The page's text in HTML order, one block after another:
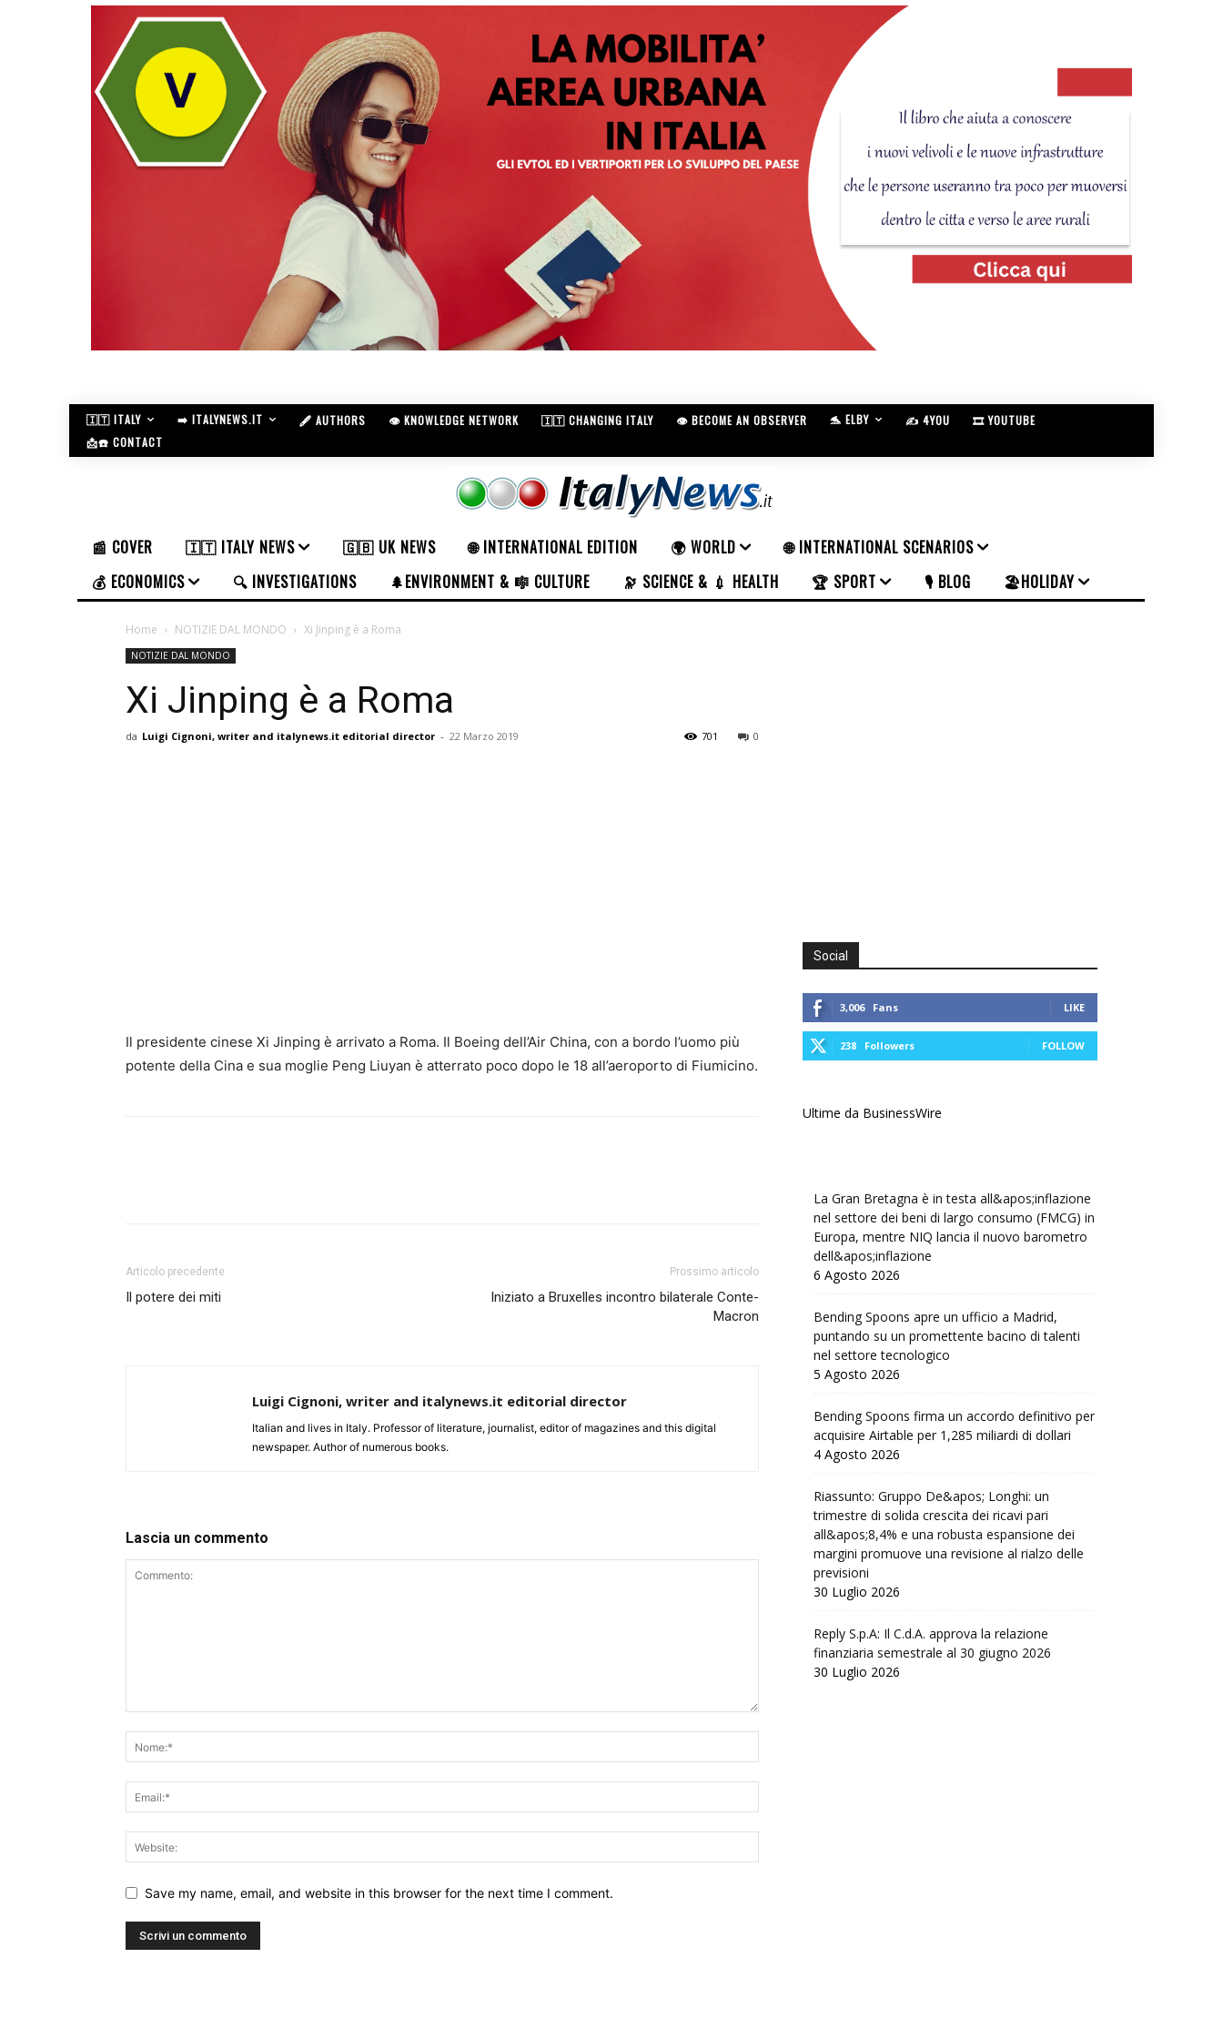
🇮🇹 ITALY ➡️ ITALYNEWS.IT 🖋️ AUTHORS 👁️ KNOWLEDGE NETWORK 🇮🇹 CHANGING ITALY 👁️ BECOME AN OBSERVER 🐬 ELBY ✍️ 4YOU
🎞️ YOUTUBE
📩☎️ CONTACT
📰 COVER 🇮🇹 ITALY NEWS 🇬🇧 UK NEWS 🌐 INTERNATIONAL EDITION 🌍 WORLD
🌐 INTERNATIONAL SCENARIOS
💰 ECONOMICS
🔍 INVESTIGATIONS 🌲ENVIRONMENT & 🎼 CULTURE 🔭 SCIENCE & 💉 HEALTH 🏆 SPORT 🎙️ BLOG 🏖️HOLIDAY
Home NOTIZIE DAL MONDO Xi Jinping è a Roma
NOTIZIE DAL MONDO
Xi Jinping è a Roma
da Luigi Cignoni, writer and italynews.it editorial director - 22 Marzo 2019 0
701
Il presidente cinese Xi Jinping è arrivato a Roma. Il Boeing dell’Air China, con a bordo l’uomo più
potente della Cina e sua moglie Peng Liuyan è atterrato poco dopo le 18 all’aeroporto di Fiumicino.
Articolo precedente
Il potere dei miti
Prossimo articolo
Iniziato a Bruxelles incontro bilaterale Conte-
Macron
Luigi Cignoni, writer and italynews.it editorial director
Italian and lives in Italy. Professor of literature, journalist, editor of magazines and this digital
newspaper. Author of numerous books.
Lascia un commento
Save my name, email, and website in this browser for the next time I comment.
Social
3,006 Fans LIKE
238 Followers FOLLOW
Ultime da BusinessWire
La Gran Bretagna è in testa all&apos;inflazione
nel settore dei beni di largo consumo (FMCG) in
Europa, mentre NIQ lancia il nuovo barometro
dell&apos;inflazione
6 Agosto 2026
Bending Spoons apre un ufficio a Madrid,
puntando su un promettente bacino di talenti
nel settore tecnologico
5 Agosto 2026
Bending Spoons firma un accordo definitivo per
acquisire Airtable per 1,285 miliardi di dollari
4 Agosto 2026
Riassunto: Gruppo De&apos; Longhi: un
trimestre di solida crescita dei ricavi pari
all&apos;8,4% e una robusta espansione dei
margini promuove una revisione al rialzo delle
previsioni
30 Luglio 2026
Reply S.p.A: Il C.d.A. approva la relazione
finanziaria semestrale al 30 giugno 2026
30 Luglio 2026